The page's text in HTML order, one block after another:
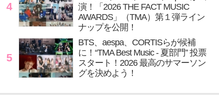
4
演！「2026 THE FACT MUSIC
AWARDS」（TMA）第１弾ライン
ナップを公開！
5
BTS、aespa、CORTISらが候補
に！“TMA Best Music - 夏部門” 投票
スタート！2026 最高のサマーソン
グを決めよう！